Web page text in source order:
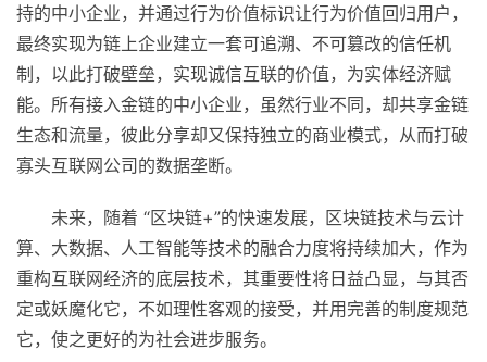
持的中小企业，并通过行为价值标识让行为价值回归用户，
最终实现为链上企业建立一套可追溯、不可篡改的信任机
制，以此打破壁垒，实现诚信互联的价值，为实体经济赋
能。所有接入金链的中小企业，虽然行业不同，却共享金链
生态和流量，彼此分享却又保持独立的商业模式，从而打破
寡头互联网公司的数据垄断。
未来，随着 “区块链+”的快速发展，区块链技术与云计
算、大数据、人工智能等技术的融合力度将持续加大，作为
重构互联网经济的底层技术，其重要性将日益凸显，与其否
定或妖魔化它，不如理性客观的接受，并用完善的制度规范
它，使之更好的为社会进步服务。